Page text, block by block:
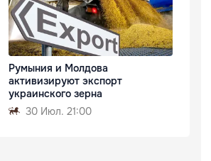
Румыния и Молдова
активизируют экспорт
украинского зерна
30 Июл. 21:00